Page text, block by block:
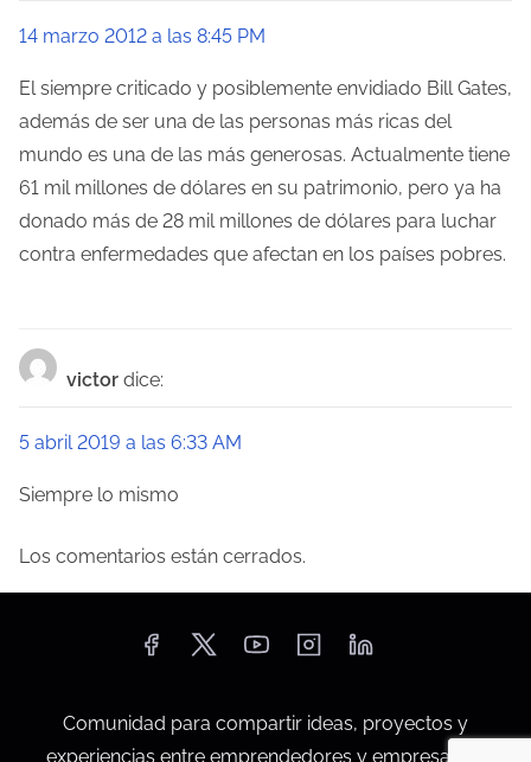
e
n
t
r
a
a
14 marzo 2012 a las 8:45 PM
El siempre criticado y posiblemente envidiado Bill Gates,
además de ser una de las personas más ricas del
mundo es una de las más generosas. Actualmente tiene
61 mil millones de dólares en su patrimonio, pero ya ha
donado más de 28 mil millones de dólares para luchar
contra enfermedades que afectan en los países pobres.
victor dice:
5 abril 2019 a las 6:33 AM
Siempre lo mismo
Los comentarios están cerrados.
Comunidad para compartir ideas, proyectos y
experiencias entre emprendedores y empresarios.